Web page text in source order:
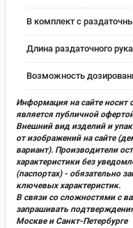
В комплект с
Длина раздаточного
Возможность
Информация на сайте носит
является публичной
Внешний вид изделий и
от изображений на сайте
вариант). Производители
характеристики без
(паспортах) - обязательно
ключевых характеристик.
В связи со сложностями с
запрашивать
Москве и Санкт-Петербурге